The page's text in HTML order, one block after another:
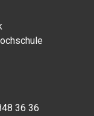
36 36